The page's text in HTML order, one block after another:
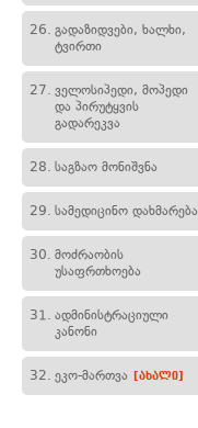
26. გადაზიდვები, ხალხი,
ტვირთი
27. ველოსიპედი, მოპედი
და პირუტყვის
გადარეკვა
28. საგზაო მონიშვნა
29. სამედიცინო დახმარება
30. მოძრაობის
უსაფრთხოება
31. ადმინისტრაციული
კანონი
32. ეკო-მართვა [ახალი]